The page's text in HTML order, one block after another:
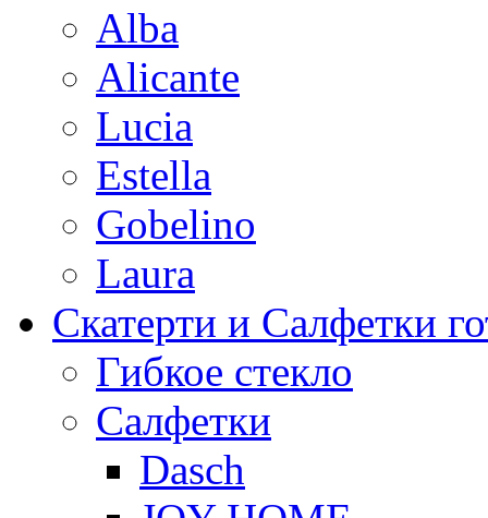
Alba
Alicante
Lucia
Estella
Gobelino
Laura
Скатерти и Салфетки
Гибкое стекло
Салфетки
Dasch